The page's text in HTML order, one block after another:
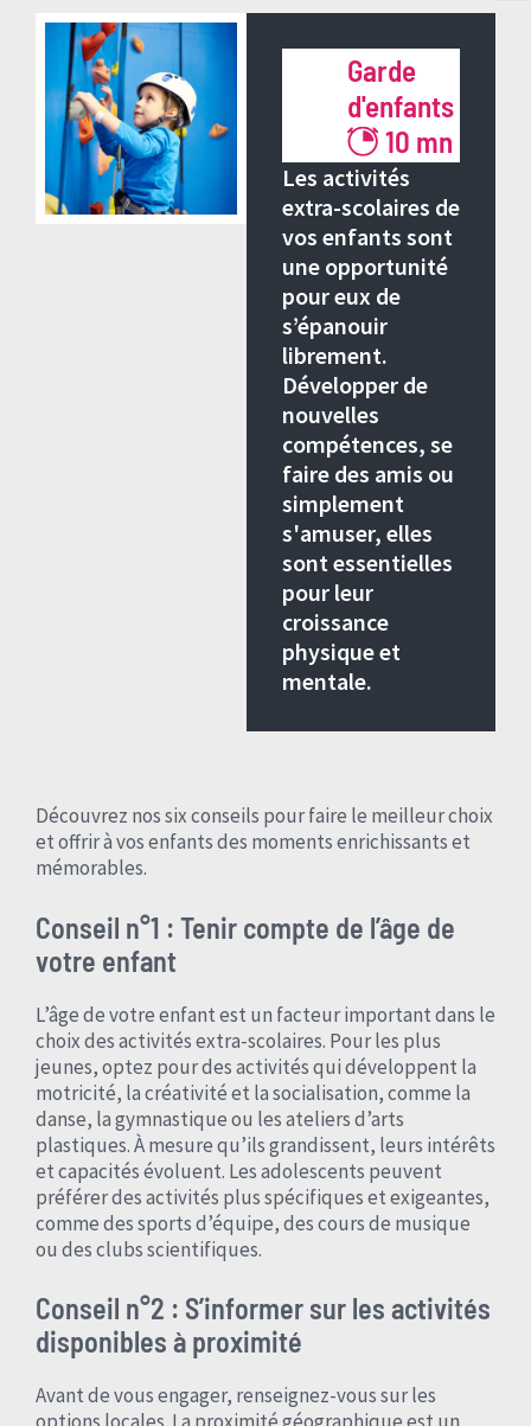
> Retour à tous les articles de blogGarde
d'enfants
10 mn
Les activités
extra-scolaires de
vos enfants sont
une opportunité
pour eux de
s’épanouir
librement.
Développer de
nouvelles
compétences, se
faire des amis ou
simplement
s'amuser, elles
sont essentielles
pour leur
croissance
physique et
mentale.
Découvrez nos six conseils pour faire le meilleur choix
et offrir à vos enfants des moments enrichissants et
mémorables.
Conseil n°1 : Tenir compte de l’âge de
votre enfant
L’âge de votre enfant est un facteur important dans le
choix des activités extra-scolaires. Pour les plus
jeunes, optez pour des activités qui développent la
motricité, la créativité et la socialisation, comme la
danse, la gymnastique ou les ateliers d’arts
plastiques. À mesure qu’ils grandissent, leurs intérêts
et capacités évoluent. Les adolescents peuvent
préférer des activités plus spécifiques et exigeantes,
comme des sports d’équipe, des cours de musique
ou des clubs scientifiques.
Conseil n°2 : S’informer sur les activités
disponibles à proximité
Avant de vous engager, renseignez-vous sur les